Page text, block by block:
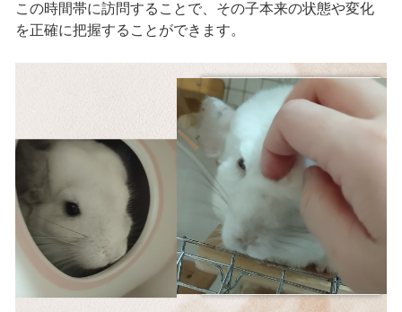
この時間帯に訪問することで、その子本来の状態や変化
を正確に把握することができます。